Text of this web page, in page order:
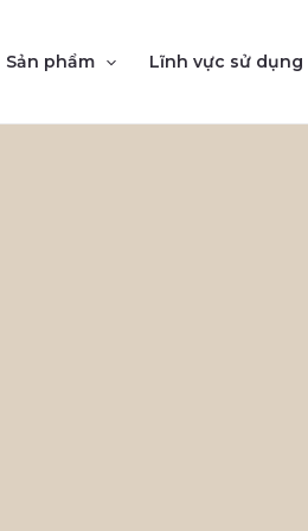
Sản phẩm Lĩnh vực sử dụng